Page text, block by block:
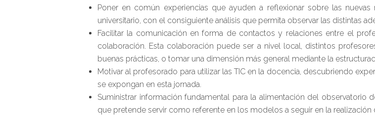
Poner en común experiencias que ayuden a reflexionar sobre las
universitario, con el consiguiente análisis que permita observar las distintas
Facilitar la comunicación en forma de contactos y relaciones entre el
colaboración. Esta colaboración puede ser a nivel local, distintos
buenas prácticas, o tomar una dimensión más general mediante la
Motivar al profesorado para utilizar las TIC en la docencia, descubriendo
se expongan en esta jornada.
Suministrar información fundamental para la alimentación del observatorio
que pretende servir como referente en los modelos a seguir en la